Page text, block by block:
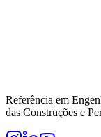
Referência em
das Construções e